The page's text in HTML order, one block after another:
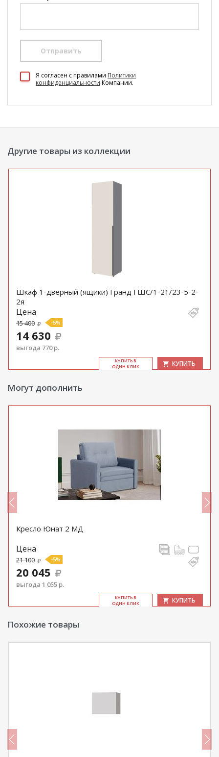
Отправить
Я согласен c правилами Политики
конфиденциальности Компании.
Другие товары из коллекции
Шкаф 1-дверный (ящики) Гранд ГШС/1-21/23-5-2-
2я
Цена
15 400 -5%
14 630
выгода 770 р.
КУ­ПИТЬ В
ОДИН КЛИК
КУПИТЬ
Могут дополнить
Кресло Юнат 2 МД
Цена
21 100 -5%
20 045
выгода 1 055 р.
КУ­ПИТЬ В
ОДИН КЛИК
КУПИТЬ
Похожие товары